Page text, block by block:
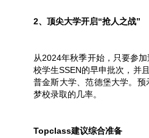
2、顶尖大学开启“抢人之战”
从2024年秋季开始，只要参
校学生SSEN的早申批次，并
普金斯大学、范德堡大学。
梦校录取的几率。
Topclass建议综合准备